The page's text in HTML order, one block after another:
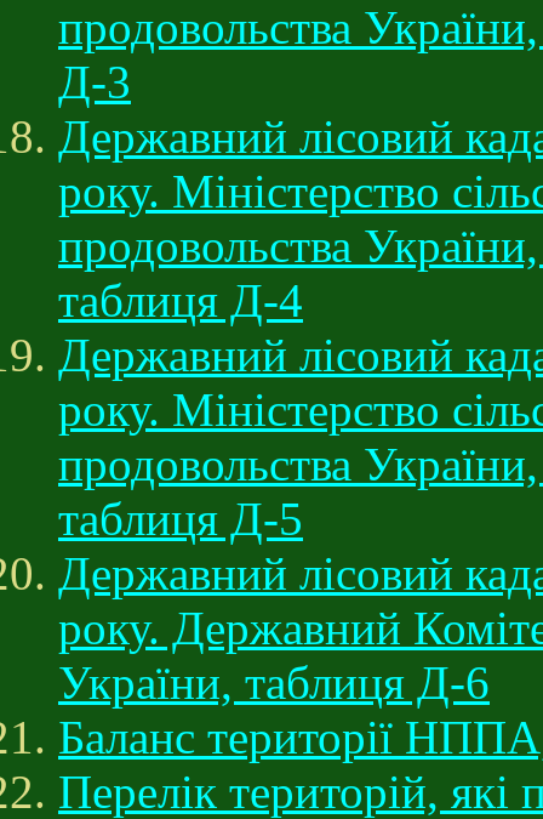
продовольства
Д-3
Державний лісовий
року. Міністерство
продовольства
таблиця Д-4
Державний лісовий
року. Міністерство
продовольства
таблиця Д-5
Державний лісовий
року. Державний
України, таблиця Д-6
Баланс території
Перелік територій,